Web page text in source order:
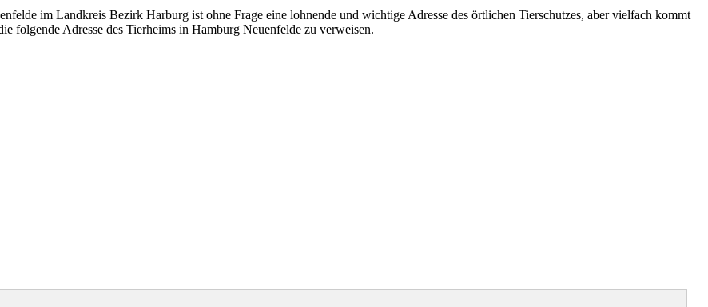
im Landkreis Bezirk Harburg ist ohne Frage eine lohnende und wichtige Adresse des örtlichen Tierschutzes, aber vielfach kommt
folgende Adresse des Tierheims in Hamburg Neuenfelde zu verweisen.